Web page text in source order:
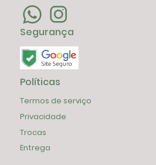
Segurança
Políticas
Termos de serviço
Privacidade
Trocas
Entrega